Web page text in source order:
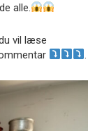
alle.
vil læse
.